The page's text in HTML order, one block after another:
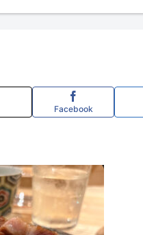
Facebook